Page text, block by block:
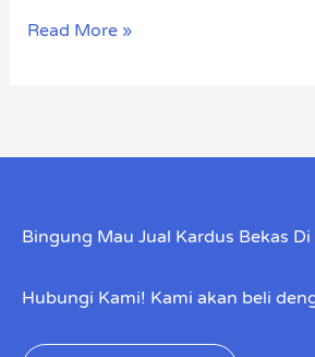
Read More »
Bingung Mau Jual Kardus Bekas Di
Hubungi Kami! Kami akan beli